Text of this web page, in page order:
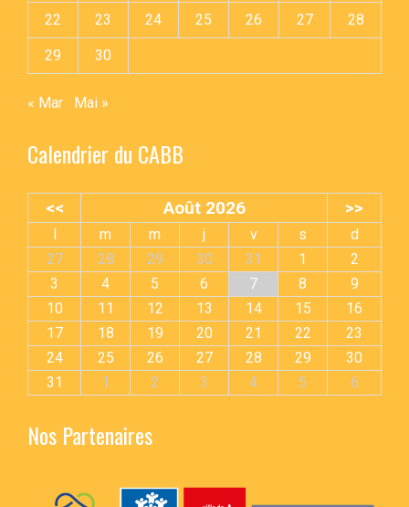
22 23 24 25 26 27 28
29 30
« Mar Mai »
Calendrier du CABB
<< Août 2026 >>
m m j v s
d
27
28 29 30 31 1
2
3
4 5 6 7 8
9
10
11 12 13 14 15
16
17
18 19 20 21 22
23
24
25 26 27 28 29
30
31
1 2 3 4 5 6
Nos Partenaires